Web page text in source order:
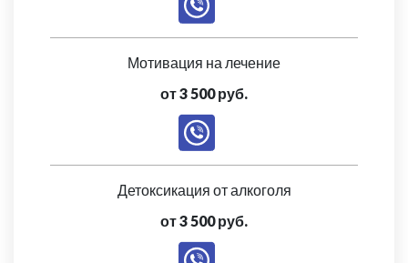
Мотивация на лечение
от 3 500 руб.
Детоксикация от алкоголя
от 3 500 руб.